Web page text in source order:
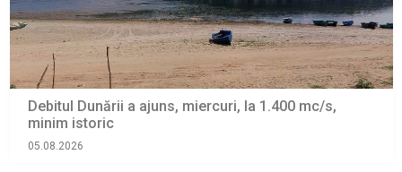
Debitul Dunării a ajuns, miercuri, la 1.400 mc/s,
minim istoric
05.08.2026